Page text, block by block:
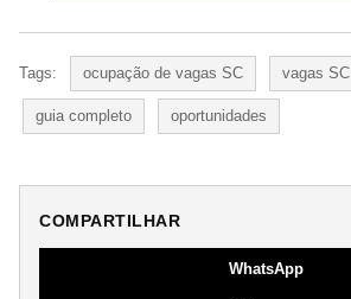
Tags: ocupação de vagas SC vagas SC
guia completo oportunidades
COMPARTILHAR
WhatsApp